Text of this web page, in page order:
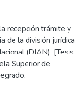
recepción trámite y
de la división jurídica
(DIAN). [Tesis
Superior de